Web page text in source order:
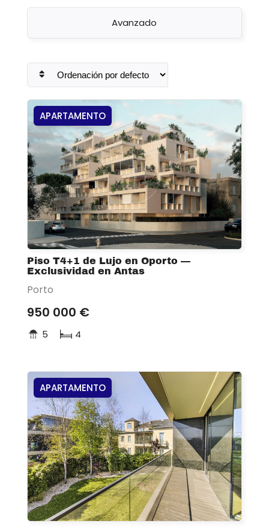
Avanzado
APARTAMENTO
Piso T4+1 de Lujo en Oporto —
Exclusividad en Antas
Porto
950 000 €
5 4
APARTAMENTO